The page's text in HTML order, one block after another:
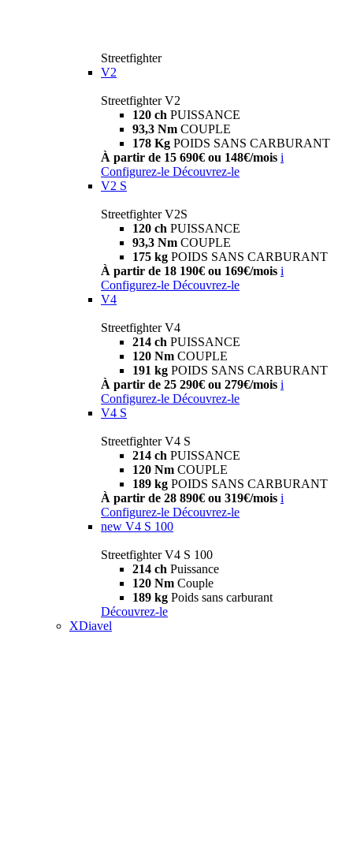
Streetfighter
V2
Streetfighter V2
120 ch PUISSANCE
93,3 Nm COUPLE
178 Kg POIDS SANS CARBURANT
À partir de 15 690€ ou 148€/mois i
Configurez-le Découvrez-le
V2 S
Streetfighter V2S
120 ch PUISSANCE
93,3 Nm COUPLE
175 kg POIDS SANS CARBURANT
À partir de 18 190€ ou 169€/mois i
Configurez-le Découvrez-le
V4
Streetfighter V4
214 ch PUISSANCE
120 Nm COUPLE
191 kg POIDS SANS CARBURANT
À partir de 25 290€ ou 279€/mois i
Configurez-le Découvrez-le
V4 S
Streetfighter V4 S
214 ch PUISSANCE
120 Nm COUPLE
189 kg POIDS SANS CARBURANT
À partir de 28 890€ ou 319€/mois i
Configurez-le Découvrez-le
new V4 S 100
Streetfighter V4 S 100
214 ch Puissance
120 Nm Couple
189 kg Poids sans carburant
Découvrez-le
XDiavel